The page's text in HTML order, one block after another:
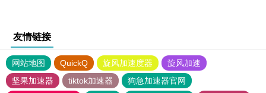
友情链接
网站地图 QuickQ 旋风加速度器
旋风加速
坚果加速器
tiktok加速器
狗急加速器官网